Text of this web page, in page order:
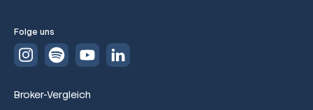
Folge uns
Broker-Vergleich